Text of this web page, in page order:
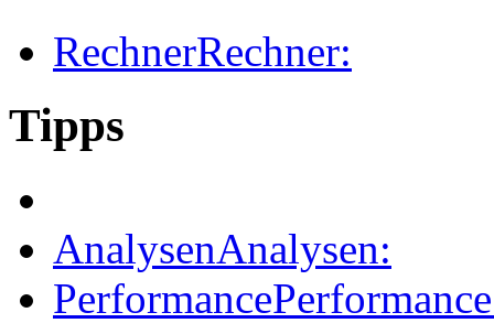
RechnerRechner:
Tipps
AnalysenAnalysen:
Performance